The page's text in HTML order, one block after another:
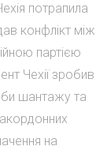
потрапила
конфлікт між
партією
Чехії зробив
шантажу та
на